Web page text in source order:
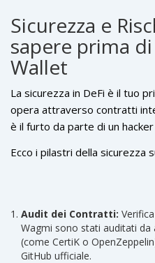
suggeriscono incertezza.
CoinCodex offrono
passato non garantisce il
token WAGMI è limitato
che significa che grandi
avvenire rapidamente con
Sicurezza e
sapere prima
Wallet
La sicurezza in DeFi è il tuo
opera attraverso contratti
è il furto da parte di un
centralizzate), ma bug nei
Ecco i pilastri della sicurezza
Audit dei Contratti:
Wagmi sono stati auditati da
(come CertiK o
GitHub ufficiale.